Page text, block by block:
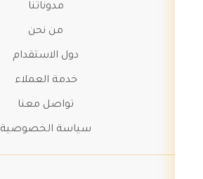
مدوناتنا
من نحن
دول الاستقدام
خدمة العملاء
تواصل معنا
سياسة الخصوصية